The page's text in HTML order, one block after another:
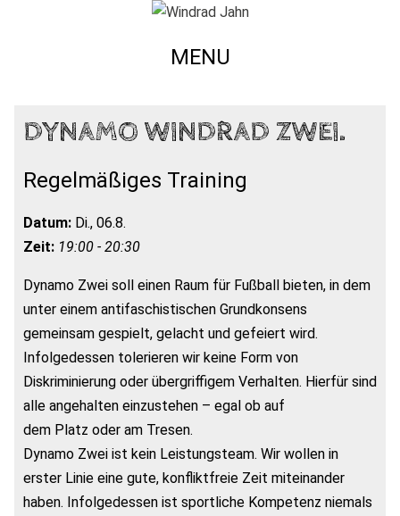
MENU
DYNAMO WINDRAD ZWEI.
Regelmäßiges Training
Datum: Di., 06.8.
Zeit: 19:00 - 20:30
Dynamo Zwei soll einen Raum für Fußball bieten, in dem
unter einem antifaschistischen Grundkonsens
gemeinsam gespielt, gelacht und gefeiert wird.
Infolgedessen tolerieren wir keine Form von
Diskriminierung oder übergriffigem Verhalten. Hierfür sind
alle angehalten einzustehen – egal ob auf
dem Platz oder am Tresen.
Dynamo Zwei ist kein Leistungsteam. Wir wollen in
erster Linie eine gute, konfliktfreie Zeit miteinander
haben. Infolgedessen ist sportliche Kompetenz niemals